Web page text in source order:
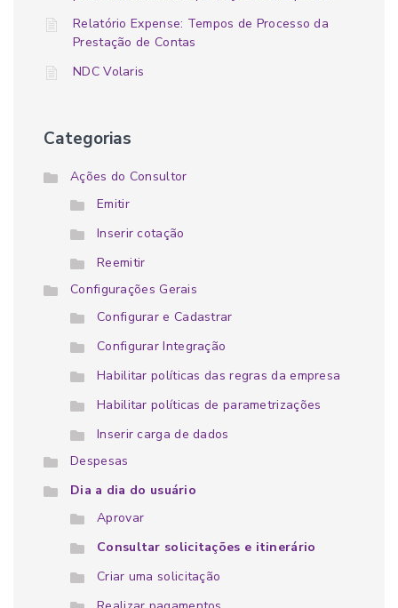
Relatório Expense: Tempos de Processo da
Prestação de Contas
NDC Volaris
Categorias
Ações do Consultor
Emitir
Inserir cotação
Reemitir
Configurações Gerais
Configurar e Cadastrar
Configurar Integração
Habilitar políticas das regras da empresa
Habilitar políticas de parametrizações
Inserir carga de dados
Despesas
Dia a dia do usuário
Aprovar
Consultar solicitações e itinerário
Criar uma solicitação